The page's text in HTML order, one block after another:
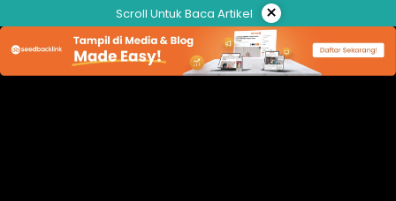
ke
konten
Scroll Untuk Baca Artikel ×